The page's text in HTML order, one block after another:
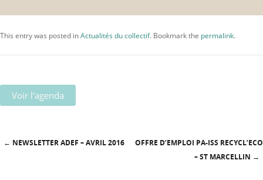
This entry was posted inActualités du collectif. Bookmark the permalink.
Voir l'agenda
← NEWSLETTER ADEF – AVRIL 2016
OFFRE D’EMPLOI PA-ISS RECYCL’ECO
– ST MARCELLIN →